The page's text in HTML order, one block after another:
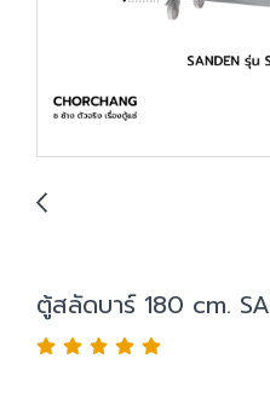
ตู้สลัดบาร์ 180 cm.